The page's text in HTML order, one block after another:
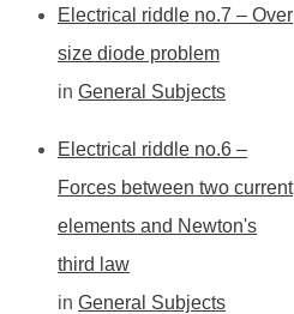
Electrical riddle no.7 – Over
size diode problem
in General Subjects
Electrical riddle no.6 –
Forces between two current
elements and Newton's
third law
in General Subjects